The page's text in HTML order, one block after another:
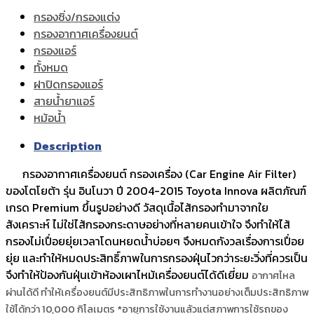
กรองซิ่ง/กรองแต่ง
กรองอากาศเครื่องยนต์
กรองแอร์
ทั้งหมด
ฝาปิดกรองแอร์
สายน้ำยาแอร์
หม้อน้ำ
Description
กรองอากาศเครื่องยนต์ กรองเครื่อง (Car Engine Air Filter)
ของโตโยต้า รุ่น อินโนวา ปี 2004-2015 Toyota Innova ผลิตภัณฑ์
เกรด Premium ขึ้นรูปอย่างดี วัสดุเนื้อไส้กรองทำมาจากใย
สังเคราะห์ ไม่ใช่ไส้กรองกระดาษอย่างที่หลายคนเข้าใจ จึงทำให้ไส้
กรองไม่เปื่อยยุ่ยเวลาโดนหยดน้ำบ่อยๆ จึงหมดกังวลเรื่องการเปื่อย
ยุ่ย และทำให้หมดประสิทธิ์ภาพในการกรองฝุ่นไวกว่าระยะวิ่งที่ควรเป็น
จึงทำให้ป้องกันฝุ่นเข้าห้องเผาไหม้เครื่องยนต์ได้ดีเยี่ยม อากาศไหล
ผ่านได้ดี ทำให้เครื่องยนต์มีประสิทธิภาพในการทำงานอย่างเต็มประสิทธิภาพ
ใช้ได้กว่า 10,000 กิโลเมตร *อายุการใช้งานแล้วแต่สภาพการใช้รถของ